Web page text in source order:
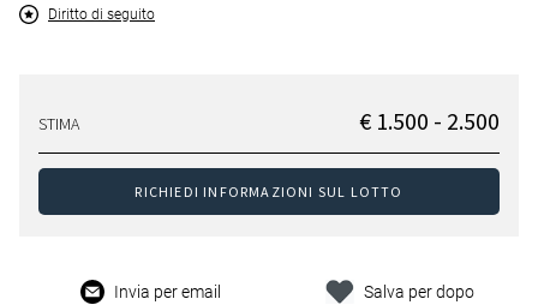
Diritto di seguito
STIMA € 1.500 - 2.500
RICHIEDI INFORMAZIONI SUL LOTTO
Invia per email
Salva per dopo